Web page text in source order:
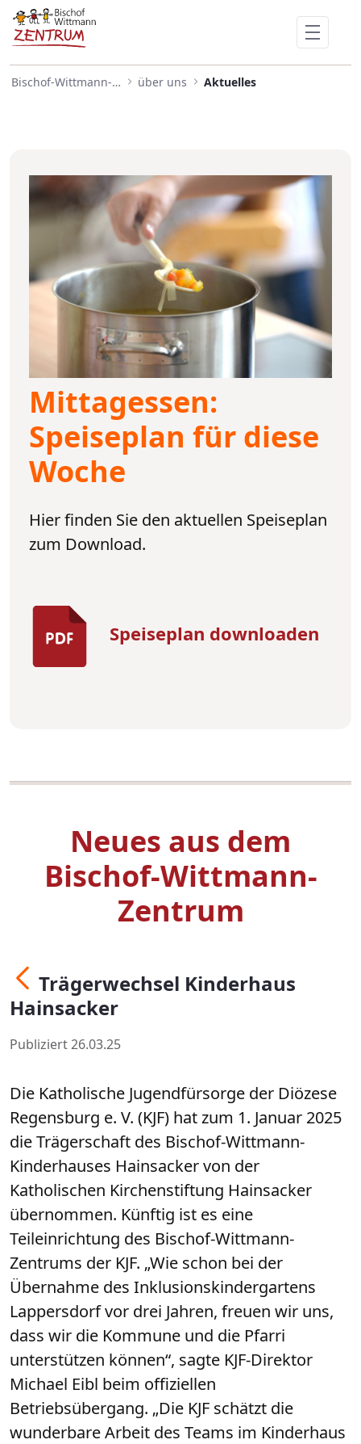
Skip to Main Content
Trägerwechsel Kinderhaus
Bischof-Wittmann-Zentrum über uns Aktuelles
Mittagessen:
Speiseplan für diese
Woche
Hier finden Sie den aktuellen Speiseplan
zum Download.
Speiseplan downloaden
Neues aus dem
Bischof-Wittmann-
Zentrum
Trägerwechsel Kinderhaus
Hainsacker
Publiziert 26.03.25
Die Katholische Jugendfürsorge der Diözese
Regensburg e. V. (KJF) hat zum 1. Januar 2025
die Trägerschaft des Bischof-Wittmann-
Kinderhauses Hainsacker von der
Katholischen Kirchenstiftung Hainsacker
übernommen. Künftig ist es eine
Teileinrichtung des Bischof-Wittmann-
Zentrums der KJF. „Wie schon bei der
Übernahme des Inklusionskindergartens
Lappersdorf vor drei Jahren, freuen wir uns,
dass wir die Kommune und die Pfarri
unterstützen können“, sagte KJF-Direktor
Michael Eibl beim offiziellen
Betriebsübergang. „Die KJF schätzt die
wunderbare Arbeit des Teams im Kinderhaus